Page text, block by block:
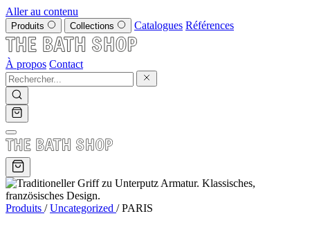
Aller au contenu
Produits Collections Catalogues Références
À propos Contact
Produits / Uncategorized / PARIS